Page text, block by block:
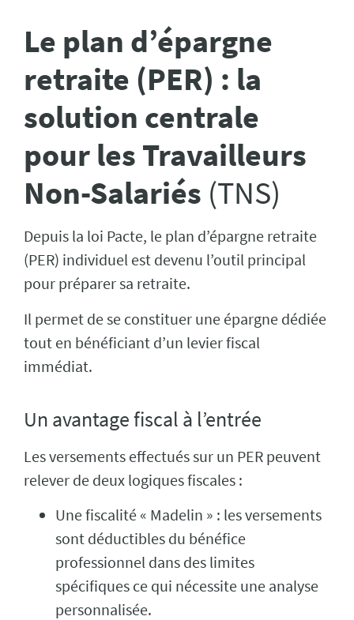
Le plan d’épargne
retraite (PER) : la
solution centrale
pour les Travailleurs
Non-Salariés (TNS)
Depuis la loi Pacte, le plan d’épargne retraite
(PER) individuel est devenu l’outil principal
pour préparer sa retraite.
Il permet de se constituer une épargne dédiée
tout en bénéficiant d’un levier fiscal
immédiat.
Un avantage fiscal à l’entrée
Les versements effectués sur un PER peuvent
relever de deux logiques fiscales :
Une fiscalité « Madelin » : les versements
sont déductibles du bénéfice
professionnel dans des limites
spécifiques ce qui nécessite une analyse
personnalisée.